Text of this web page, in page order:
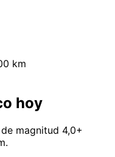
km
hoy
magnitud 4,0+